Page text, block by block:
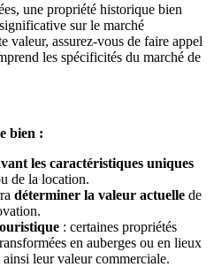
une propriété historique bien
sur le marché
valeur, assurez-vous de faire appel
les spécificités du marché de
bien :
les caractéristiques uniques
de la location.
déterminer la valeur actuelle de
: certaines propriétés
en auberges ou en lieux
leur valeur commerciale.